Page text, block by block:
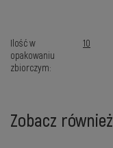
Ilość w
opakowaniu
zbiorczym
10
Zobacz również